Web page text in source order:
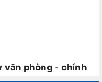
văn phòng - chính